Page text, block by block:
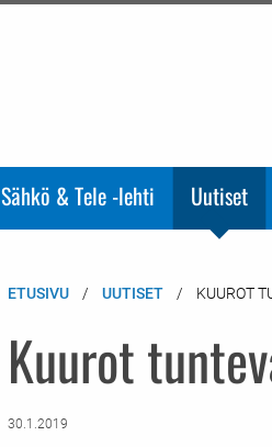
Sähkö & Tele -lehti Uutiset
ETUSIVU UUTISET KUUROT
Kuurot
30.1.2019